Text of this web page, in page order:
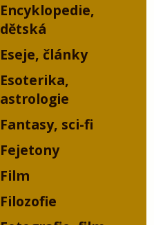
Encyklopedie,
dětská
Eseje, články
Esoterika,
astrologie
Fantasy, sci-fi
Fejetony
Film
Filozofie